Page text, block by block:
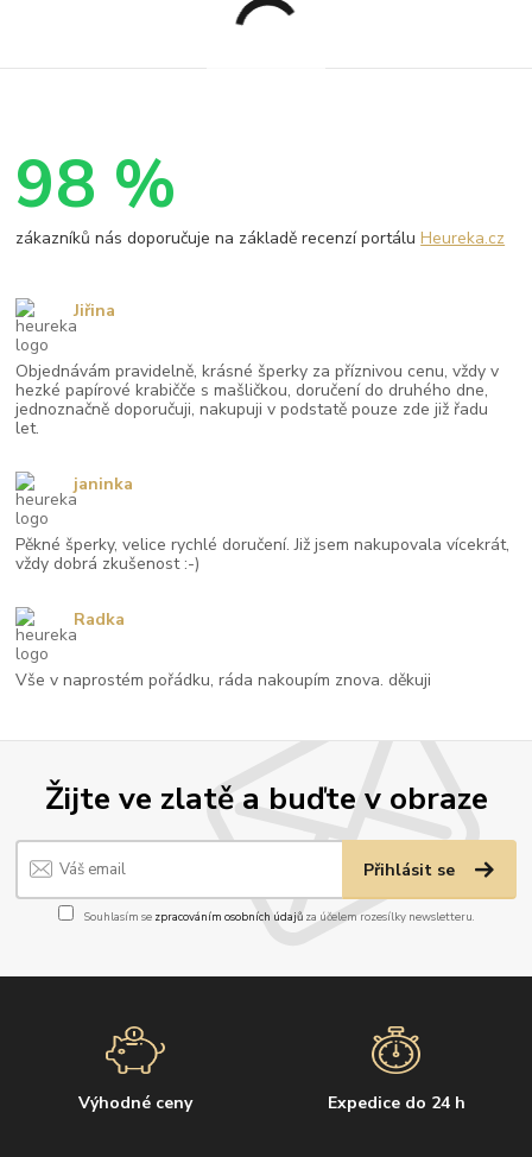
Žijte ve zlatě a buďte v obraze
Přihlásit se
Souhlasím se zpracováním osobních údajůza účelem rozesílky newsletteru.
Výhodné ceny Expedice do 24 h
98 %
zákazníků nás doporučuje na základě recenzí portáluHeureka.cz
Objednávám pravidelně, krásné šperky za příznivou cenu, vždy v
hezké papírové krabičče s mašličkou, doručení do druhého dne,
jednoznačně doporučuji, nakupuji v podstatě pouze zde již řadu
let.
Jiřina
Pěkné šperky, velice rychlé doručení. Již jsem nakupovala vícekrát,
vždy dobrá zkušenost :-)
janinka
Vše v naprostém pořádku, ráda nakoupím znova. děkuji
Radka